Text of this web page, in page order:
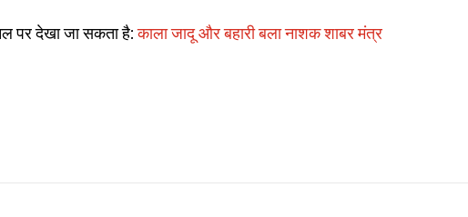
पर देखा जा सकता है:काला जादू और बहारी बला नाशक शाबर मंत्र